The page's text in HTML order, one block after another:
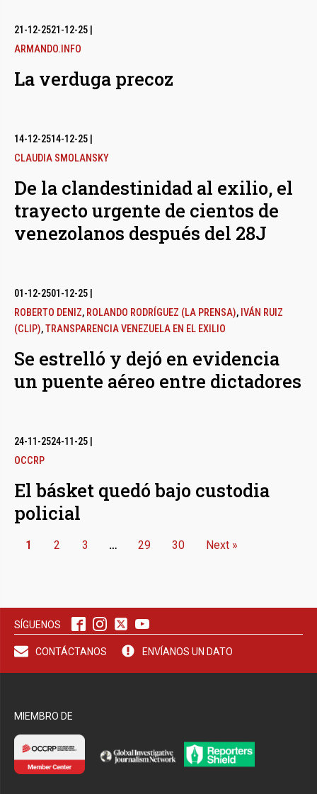
21-12-2521-12-25
ARMANDO.INFO
La verduga precoz
14-12-2514-12-25
CLAUDIA SMOLANSKY
De la clandestinidad al exilio, el
trayecto urgente de cientos de
venezolanos después del 28J
01-12-2501-12-25
ROBERTO DENIZ, ROLANDO RODRÍGUEZ (LA PRENSA), IVÁN RUIZ
(CLIP),TRANSPARENCIA VENEZUELA EN EL EXILIO
Se estrelló y dejó en evidencia
un puente aéreo entre dictadores
24-11-2524-11-25
OCCRP
El básket quedó bajo custodia
policial
1 2 3 … 29 30 Next »
SÍGUENOS
CONTÁCTANOS ENVÍANOS UN DATO
MIEMBRO DE